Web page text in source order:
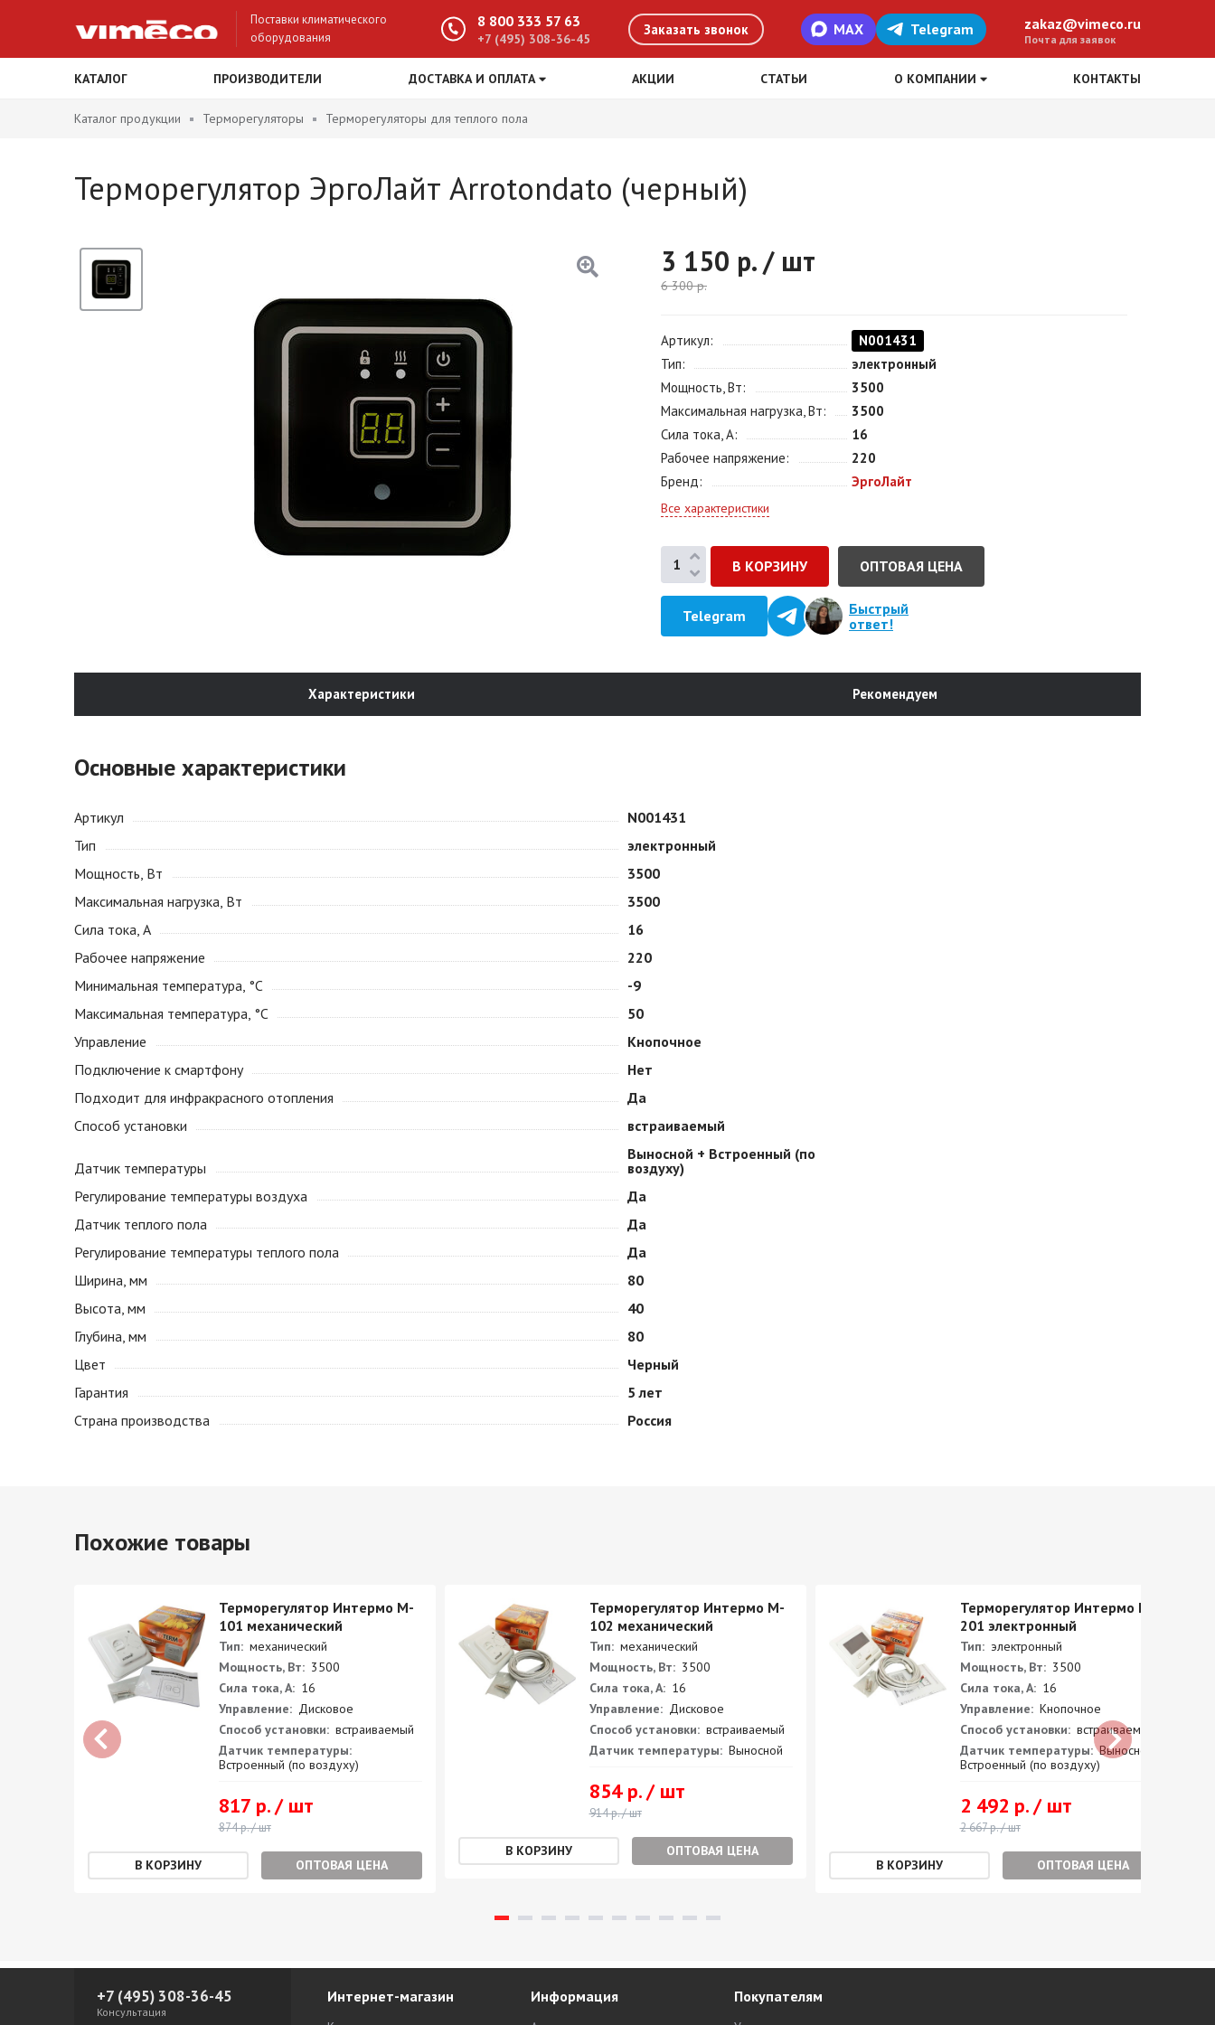
Поставки климатического
оборудования
8 800 333 57 63
+7 (495) 308-36-45
Заказать звонок MAX Telegram zakaz@vimeco.ru
Почта для заявок
КАТАЛОГ ПРОИЗВОДИТЕЛИ ДОСТАВКА И ОПЛАТА АКЦИИ СТАТЬИ О КОМПАНИИ КОНТАКТЫ
Каталог продукции Терморегуляторы Терморегуляторы для теплого пола
Терморегулятор ЭргоЛайт Arrotondato (черный)
3 150 р. / шт
6 300р.
Артикул
N001431
Тип
электронный
Мощность, Вт
3500
Максимальная нагрузка, Вт
3500
Сила тока, А
16
Рабочее напряжение
220
Бренд
ЭргоЛайт
Все характеристики
ОПТОВАЯ ЦЕНА
Telegram
Быстрый
ответ!
Характеристики Рекомендуем
Основные характеристики
Артикул
N001431
Тип
электронный
Мощность, Вт
3500
Максимальная нагрузка, Вт
3500
Сила тока, А
16
Рабочее напряжение
220
Минимальная температура, °С
-9
Максимальная температура, °С
50
Управление
Кнопочное
Подключение к смартфону
Нет
Подходит для инфракрасного отопления
Да
Способ установки
встраиваемый
Датчик температуры
Выносной + Встроенный (по
воздуху)
Регулирование температуры воздуха
Да
Датчик теплого пола
Да
Регулирование температуры теплого пола
Да
Ширина, мм
80
Высота, мм
40
Глубина, мм
80
Цвет
Черный
Гарантия
5 лет
Страна производства
Россия
Похожие товары
Терморегулятор Интермо M-
101 механический
Тип: механический
Мощность, Вт: 3500
Сила тока, А: 16
Управление: Дисковое
Способ установки: встраиваемый
Датчик температуры:
Встроенный (по воздуху)
817 р. / шт
874 р. / шт
ОПТОВАЯ ЦЕНА
Терморегулятор Интермо M-
102 механический
Тип: механический
Мощность, Вт: 3500
Сила тока, А: 16
Управление: Дисковое
Способ установки: встраиваемый
Датчик температуры: Выносной
854 р. / шт
914 р. / шт
ОПТОВАЯ ЦЕНА
Терморегулятор Интермо E-
201 электронный
Тип: электронный
Мощность, Вт: 3500
Сила тока, А: 16
Управление: Кнопочное
Способ установки: встраиваемый
Датчик температуры:Выносной +
Встроенный (по воздуху)
2 492 р. / шт
2 667 р. / шт
ОПТОВАЯ ЦЕНА
+7 (495) 308-36-45
Консультация
Интернет-магазин Информация Покупателям